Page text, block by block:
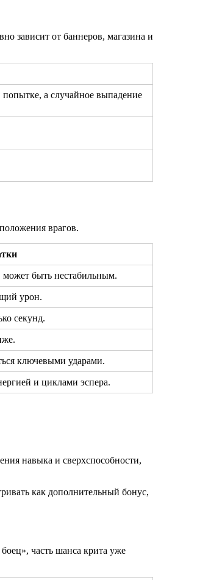
зависит от баннеров, магазина и
а случайное выпадение
врагов.
может быть нестабильным.
урон.
секунд.
ключевыми ударами.
и циклами эспера.
навыка и сверхспособности,
как дополнительный бонус,
часть шанса крита уже